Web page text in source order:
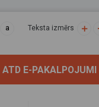
a Teksta izmērs
ATD E-PAKALPOJUMI